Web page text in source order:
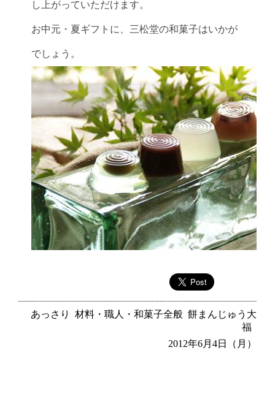
し上がっていただけます。
お中元・夏ギフトに、三松堂の和菓子はいかが
でしょう。
あっさり 材料・職人・和菓子全般 餅まんじゅう大
福
2012年6月4日（月）